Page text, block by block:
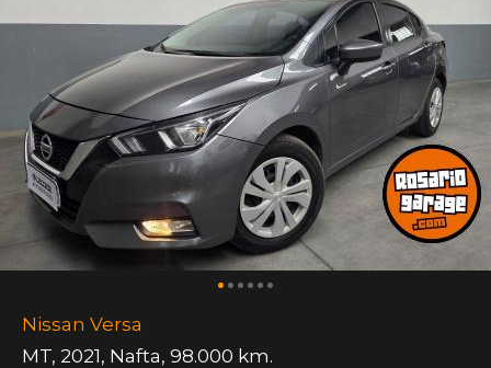
Nissan Versa
MT, 2021, Nafta, 98.000 km.